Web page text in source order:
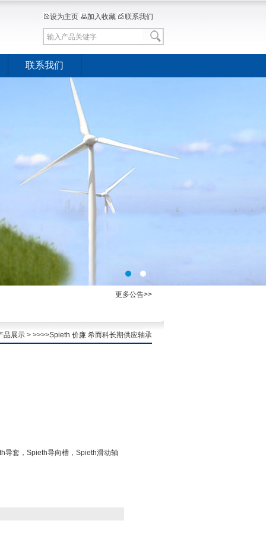
设为主页 加入收藏 联系我们
联系我们
更多公告>>
品展示 > >>>>Spieth 价廉 希而科长期供应轴承
导套，Spieth导向槽，Spieth滑动轴